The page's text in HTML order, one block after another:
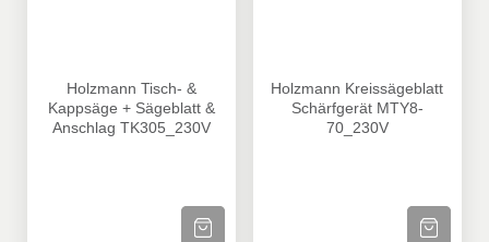
Holzmann Tisch- &
Kappsäge + Sägeblatt &
Anschlag TK305_230V
ZUM PRODUKT
Holzmann Kreissägeblatt
Schärfgerät MTY8-
70_230V
ZUM